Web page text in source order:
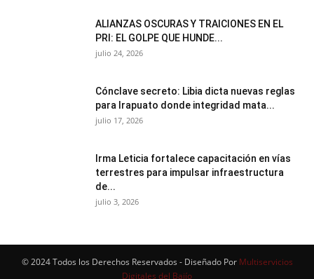
ALIANZAS OSCURAS Y TRAICIONES EN EL
PRI: EL GOLPE QUE HUNDE...
julio 24, 2026
Cónclave secreto: Libia dicta nuevas reglas
para Irapuato donde integridad mata...
julio 17, 2026
Irma Leticia fortalece capacitación en vías
terrestres para impulsar infraestructura
de...
julio 3, 2026
© 2024 Todos los Derechos Reservados - Diseñado Por Multiservicios
Digitales del Bajío